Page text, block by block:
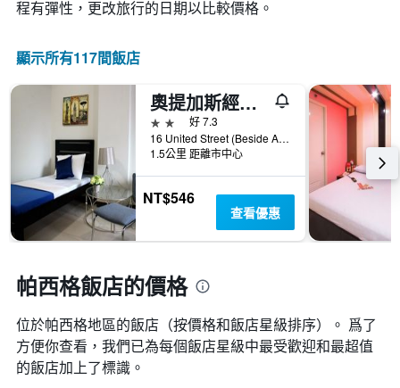
條
軸，
顯
內
找
到
的
今
間
平
均
價
格。
顯
按
星
級
店
類
別。
此
圖
有
條
Y
軸，
顯
變
況。
圖
X
軸，
顯
示
距
預
訂
期
的
天
數
程有彈性，更改旅行的日期以比較價格。
顯示所有117間飯店
奧提加斯經濟型賓館- 國會大廈
2星級
好 7.3
16 United Street (Beside Ace Water Spa), 帕西格, 菲律賓
1.5公里 距離市中心
NT$546
查看優惠
帕西格飯店的價格
位於帕西格​地區的飯店（按價格和飯店星級排序）。 爲了
方便你查看，我們已為每個飯店星級中最受歡迎和最超值
的飯店加上了標識。